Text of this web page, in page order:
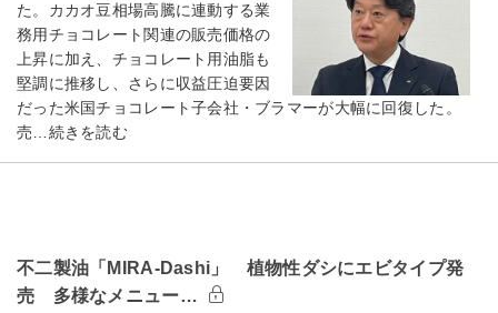
た。カカオ豆相場高騰に連動する業
務用チョコレート関連の販売価格の
上昇に加え、チョコレート用油脂も
堅調に推移し、さらに収益圧迫要因
だった米国チョコレート子会社・ブラマーが大幅に回復した。
売…続きを読む
不二製油「MIRA-Dashi」 植物性ダシにエビタイプ発
売 多様なメニュー…